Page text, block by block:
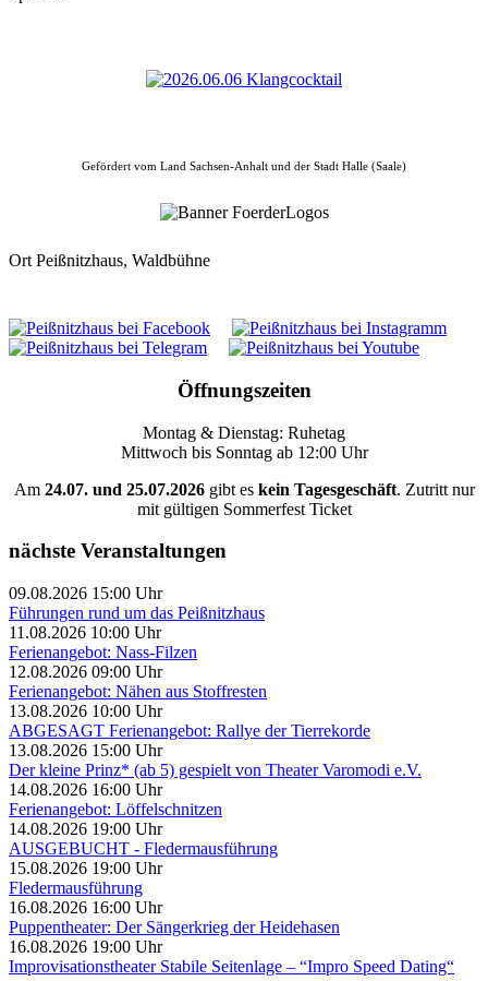
Gefördert vom Land Sachsen-Anhalt und der Stadt Halle (Saale)
Ort Peißnitzhaus, Waldbühne
Öffnungszeiten
Montag & Dienstag: Ruhetag
Mittwoch bis Sonntag ab 12:00 Uhr
Am 24.07. und 25.07.2026gibt eskein Tagesgeschäft. Zutritt nur
mit gültigen Sommerfest Ticket
nächste Veranstaltungen
09.08.2026 15:00 Uhr
Führungen rund um das Peißnitzhaus
11.08.2026 10:00 Uhr
Ferienangebot: Nass-Filzen
12.08.2026 09:00 Uhr
Ferienangebot: Nähen aus Stoffresten
13.08.2026 10:00 Uhr
ABGESAGT Ferienangebot: Rallye der Tierrekorde
13.08.2026 15:00 Uhr
Der kleine Prinz* (ab 5) gespielt von Theater Varomodi e.V.
14.08.2026 16:00 Uhr
Ferienangebot: Löffelschnitzen
14.08.2026 19:00 Uhr
AUSGEBUCHT - Fledermausführung
15.08.2026 19:00 Uhr
Fledermausführung
16.08.2026 16:00 Uhr
Puppentheater: Der Sängerkrieg der Heidehasen
16.08.2026 19:00 Uhr
Improvisationstheater Stabile Seitenlage – “Impro Speed Dating“